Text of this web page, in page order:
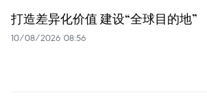
打造差异化价值 建设“全球目的地”
10/08/2026 08:56